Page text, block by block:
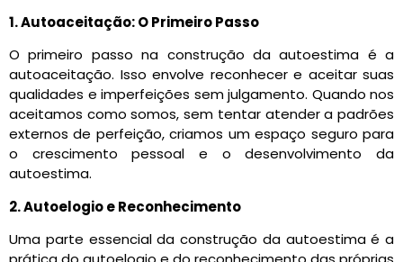
1. Autoaceitação: O Primeiro Passo
O primeiro passo na construção da autoestima é a
autoaceitação. Isso envolve reconhecer e aceitar suas
qualidades e imperfeições sem julgamento. Quando nos
aceitamos como somos, sem tentar atender a padrões
externos de perfeição, criamos um espaço seguro para
o crescimento pessoal e o desenvolvimento da
autoestima.
2. Autoelogio e Reconhecimento
Uma parte essencial da construção da autoestima é a